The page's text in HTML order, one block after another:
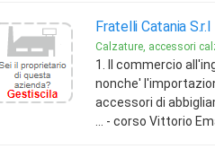
Fratelli Catania S.r.l
Calzature, accessori
1. Il commercio
nonche'
accessori di
... - corso Vittorio